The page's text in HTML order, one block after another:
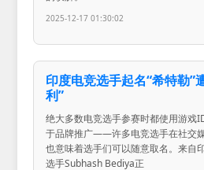
2025-12-17 01:30:02
印度电竞选手起名“希特勒”
利”
绝大多数电竞选手参赛时都使用游戏
于品牌推广——许多电竞选手在社交
也意味着选手们可以随意取名。来自
选手Subhash Bediya正